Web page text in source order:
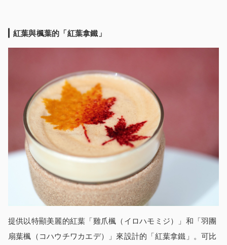
紅葉與楓葉的「紅葉拿鐵」
提供以特顯美麗的紅葉「雞爪楓（イロハモミジ）」和「羽團
扇葉楓（コハウチワカエデ）」來設計的「紅葉拿鐵」。可比